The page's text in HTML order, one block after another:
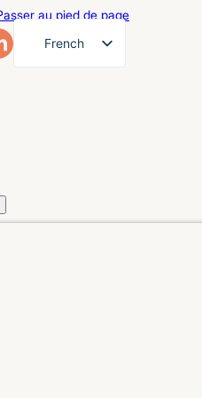
au pied de page
French
Portuguese